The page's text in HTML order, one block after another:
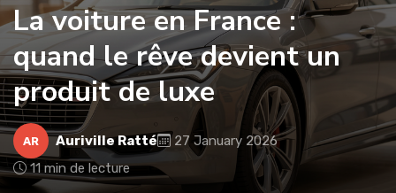
La voiture en France :
quand le rêve devient un
produit de luxe
AR Auriville Ratté
27 January 2026
11 min de lecture